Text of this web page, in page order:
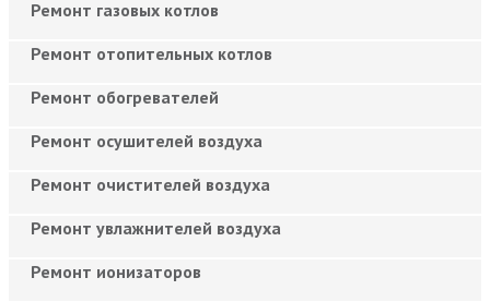
Ремонт газовых котлов
Ремонт отопительных котлов
Ремонт обогревателей
Ремонт осушителей воздуха
Ремонт очистителей воздуха
Ремонт увлажнителей воздуха
Ремонт ионизаторов